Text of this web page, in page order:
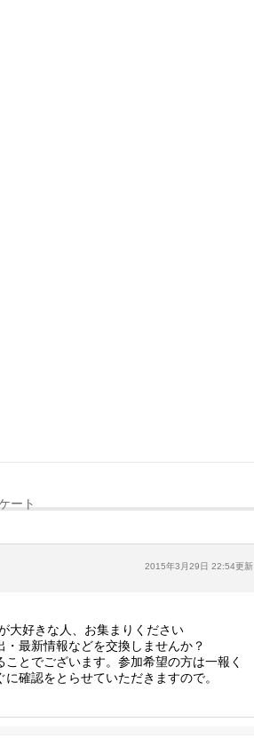
ート
2015年3月29日 22:54更新
大好きな人、お集まりください
・最新情報などを交換しませんか？
とでございます。参加希望の方は一報く
確認をとらせていただきますので。